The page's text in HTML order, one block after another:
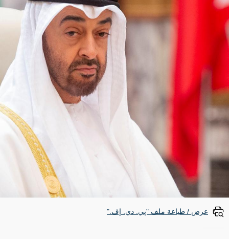
عرض / طباعة ملف "پي. دي. إف."